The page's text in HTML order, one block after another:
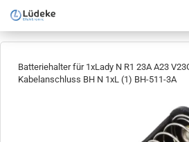
Batteriehalter für 1xLady N R1 23A A23
Kabelanschluss BH N 1xL (1) BH-511-3A